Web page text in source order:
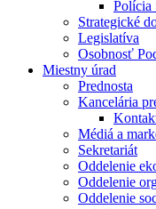
Polícia
Strategické
Legislatíva
Osobnosť
Miestny úrad
Prednosta
Kancelária
Médiá a
Sekretariát
Oddelenie
Oddelenie
Oddelenie